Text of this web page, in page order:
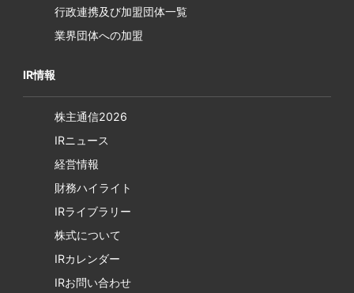
行政連携及び加盟団体一覧
業界団体への加盟
IR情報
株主通信2026
IRニュース
経営情報
財務ハイライト
IRライブラリー
株式について
IRカレンダー
IRお問い合わせ